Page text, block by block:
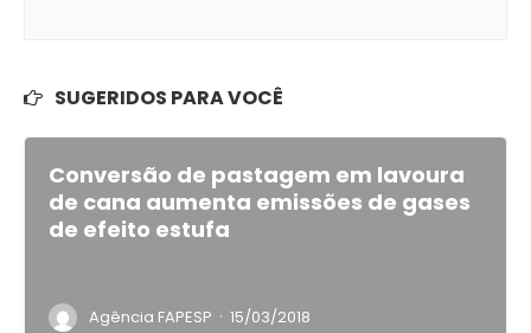
SUGERIDOS PARA VOCÊ
Conversão de pastagem em lavoura
de cana aumenta emissões de gases
de efeito estufa
Agência FAPESP · 15/03/2018